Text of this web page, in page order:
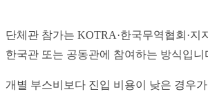
단체관 참가는 KOTRA·한국무역협회·지
한국관 또는 공동관에 참여하는 방식입니
개별 부스비보다 진입 비용이 낮은 경우